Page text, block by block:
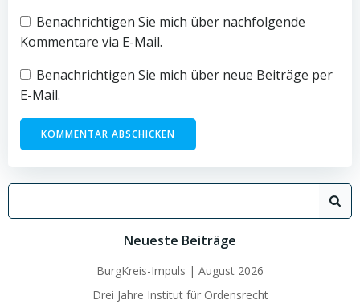
Benachrichtigen Sie mich über nachfolgende
Kommentare via E-Mail.
Benachrichtigen Sie mich über neue Beiträge per
E-Mail.
for:
Neueste Beiträge
BurgKreis-Impuls | August 2026
Drei Jahre Institut für Ordensrecht